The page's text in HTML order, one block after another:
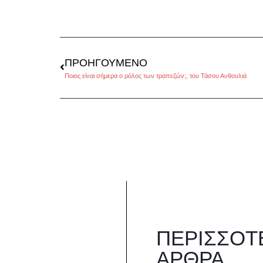
ΠΡΟΗΓΟΎΜΕΝΟ
Ποιος είναι σήμερα ο ρόλος των τραπεζών;, του Τάσου Ανθουλιά
ΆΡΘΡΑ